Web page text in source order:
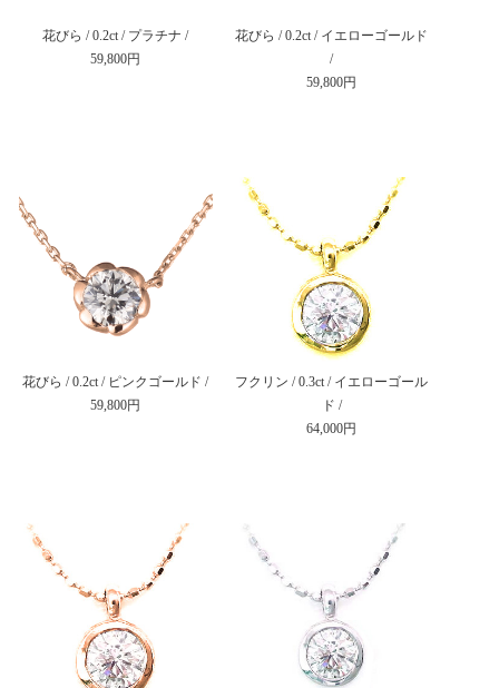
花びら / 0.2ct / プラチナ /
59,800円
花びら / 0.2ct / イエローゴールド
/
59,800円
花びら / 0.2ct / ピンクゴールド /
59,800円
フクリン / 0.3ct / イエローゴール
ド /
64,000円